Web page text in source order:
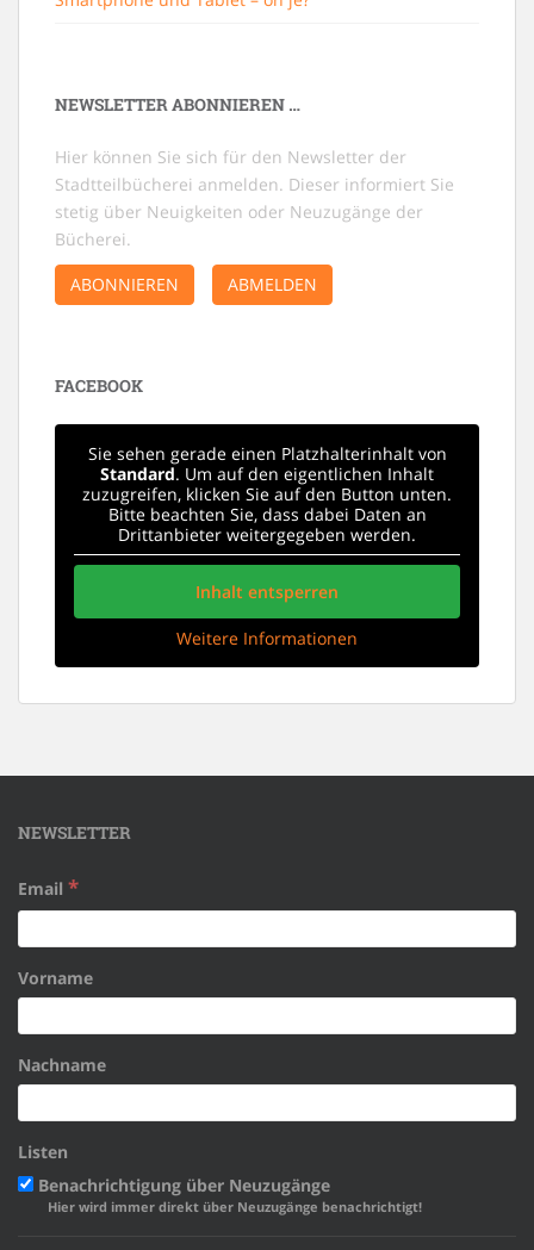
NEWSLETTER ABONNIEREN …
Hier können Sie sich für den Newsletter der
Stadtteilbücherei anmelden. Dieser informiert Sie
stetig über Neuigkeiten oder Neuzugänge der
Bücherei.
ABONNIEREN
ABMELDEN
FACEBOOK
Sie sehen gerade einen Platzhalterinhalt von
Standard. Um auf den eigentlichen Inhalt
zuzugreifen, klicken Sie auf den Button unten.
Bitte beachten Sie, dass dabei Daten an
Drittanbieter weitergegeben werden.
Inhalt entsperren
Weitere Informationen
NEWSLETTER
Email *
Vorname
Nachname
Listen
Benachrichtigung über Neuzugänge
Hier wird immer direkt über Neuzugänge benachrichtigt!